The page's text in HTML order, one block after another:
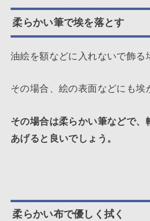
柔らかい筆で埃を落とす
油絵を額などに入れないで飾る
その場合、絵の表面などにも埃
その場合は柔らかい筆などで、
あげると良いでしょう。
柔らかい布で優しく拭く